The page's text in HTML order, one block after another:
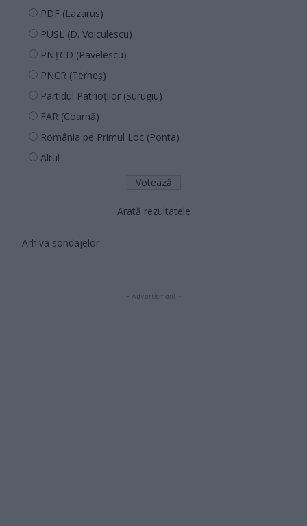
PDF (Lazarus)
PUSL (D. Voiculescu)
PNȚCD (Pavelescu)
PNCR (Terheș)
Partidul Patrioților (Surugiu)
FAR (Coarnă)
România pe Primul Loc (Ponta)
Altul
Arată rezultatele
Arhiva sondajelor
- Advertisment -